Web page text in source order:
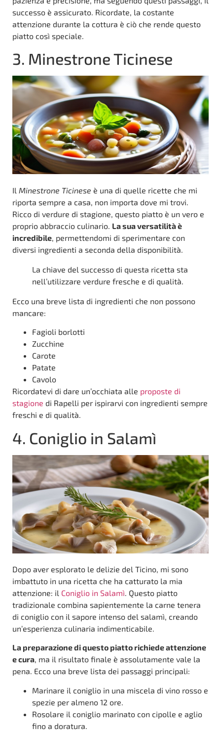
successo è assicurato. Ricordate, la costante
attenzione durante la cottura è ciò che rende questo
piatto così speciale.
3. Minestrone Ticinese
Il Minestrone Ticinese è una di quelle ricette che mi
riporta sempre a casa, non importa dove mi trovi.
Ricco di verdure di stagione, questo piatto è un vero e
proprio abbraccio culinario. La sua versatilità è
incredibile , permettendomi di sperimentare con
diversi ingredienti a seconda della disponibilità.
La chiave del successo di questa ricetta sta
nell’utilizzare verdure fresche e di qualità.
Ecco una breve lista di ingredienti che non possono
mancare:
Fagioli borlotti
Zucchine
Carote
Patate
Cavolo
Ricordatevi di dare un’occhiata alle proposte di
stagione di Rapelli per ispirarvi con ingredienti sempre
freschi e di qualità.
4. Coniglio in Salamì
Dopo aver esplorato le delizie del Ticino, mi sono
imbattuto in una ricetta che ha catturato la mia
attenzione: il Coniglio in Salamì. Questo piatto
tradizionale combina sapientemente la carne tenera
di coniglio con il sapore intenso del salamì, creando
un’esperienza culinaria indimenticabile.
La preparazione di questo piatto richiede attenzione
e cura, ma il risultato finale è assolutamente vale la
pena. Ecco una breve lista dei passaggi principali:
Marinare il coniglio in una miscela di vino rosso e
spezie per almeno 12 ore.
Rosolare il coniglio marinato con cipolle e aglio
fino a doratura.